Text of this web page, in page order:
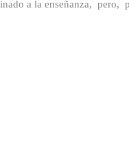
a la enseñanza, pero,